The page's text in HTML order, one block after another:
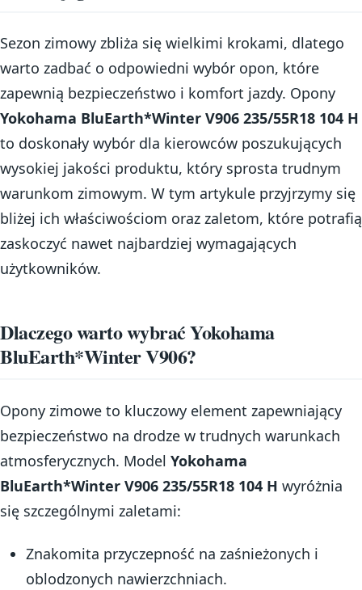
Sezon zimowy zbliża się wielkimi krokami, dlatego
warto zadbać o odpowiedni wybór opon, które
zapewnią bezpieczeństwo i komfort jazdy. Opony
Yokohama BluEarth*Winter V906 235/55R18 104 H
to doskonały wybór dla kierowców poszukujących
wysokiej jakości produktu, który sprosta trudnym
warunkom zimowym. W tym artykule przyjrzymy się
bliżej ich właściwościom oraz zaletom, które potrafią
zaskoczyć nawet najbardziej wymagających
użytkowników.
Dlaczego warto wybrać Yokohama
BluEarth*Winter V906?
Opony zimowe to kluczowy element zapewniający
bezpieczeństwo na drodze w trudnych warunkach
atmosferycznych. Model Yokohama
BluEarth*Winter V906 235/55R18 104 H wyróżnia
się szczególnymi zaletami:
Znakomita przyczepność na zaśnieżonych i
oblodzonych nawierzchniach.